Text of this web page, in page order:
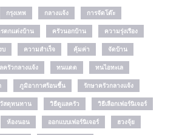
กรุงเทพ กลางแจ้ง
การจัดโต๊ะ
ตกแต่งบ้าน ครัวนอกบ้าน
ความรุ่งเรือง
บ ความสำเร็จ คุ้มค่า
จัดบ้าน
ครัวกลางแจ้ง ทนแดด
ทนไอทะเล
ภูมิอากาศร้อนชื้น
รักษาครัวกลางแจ้ง
วัสดุทนทาน วิธีดูแลครัว
วิธีเลือกเฟอร์นิเจอร์
ห้องนอน ออกแบบเฟอร์นิเจอร์
ฮวงจุ้ย